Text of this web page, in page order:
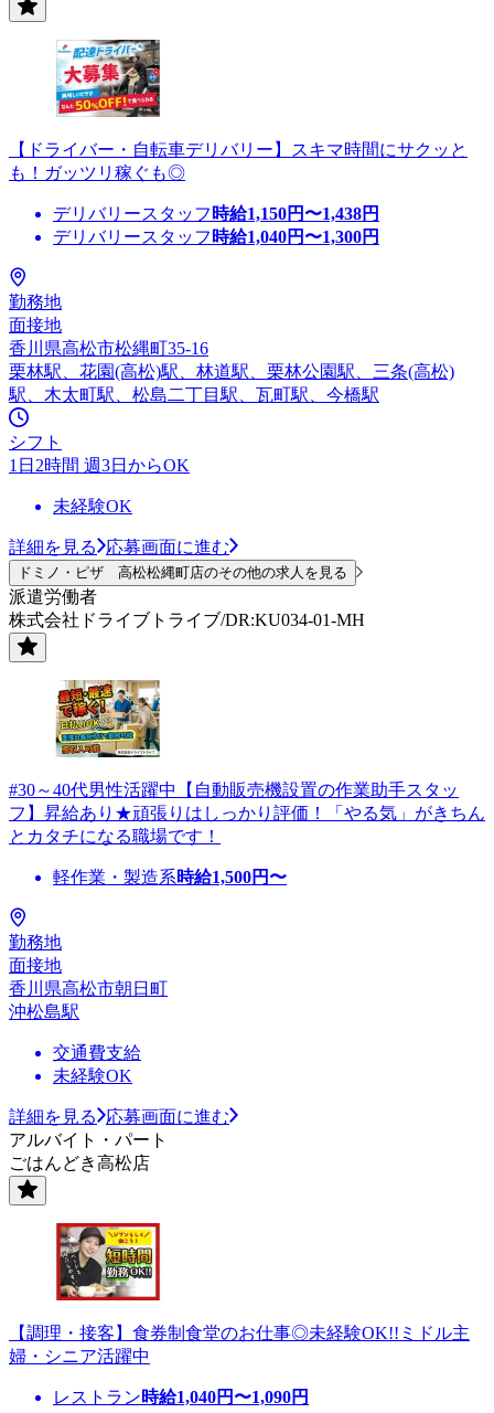
【ドライバー・自転車デリバリー】スキマ時間にサクッと
も！ガッツリ稼ぐも◎
デリバリースタッフ 時給1,150円〜1,438円
デリバリースタッフ 時給1,040円〜1,300円
勤務地
面接地
香川県高松市松縄町35-16
栗林駅、花園(高松)駅、林道駅、栗林公園駅、三条(高松)
駅、木太町駅、松島二丁目駅、瓦町駅、今橋駅
シフト
1日2時間 週3日からOK
未経験OK
詳細を見る 応募画面に進む
ドミノ・ピザ 高松松縄町店のその他の求人を見る
派遣労働者
株式会社ドライブトライブ/DR:KU034-01-MH
#30～40代男性活躍中【自動販売機設置の作業助手スタッ
フ】昇給あり★頑張りはしっかり評価！「やる気」がきちん
とカタチになる職場です！
軽作業・製造系時給1,500円〜
勤務地
面接地
香川県高松市朝日町
沖松島駅
交通費支給
未経験OK
詳細を見る
応募画面に進む
アルバイト・パート
ごはんどき高松店
【調理・接客】食券制食堂のお仕事◎未経験OK!!ミドル主
婦・シニア活躍中
レストラン時給1,040円〜1,090円